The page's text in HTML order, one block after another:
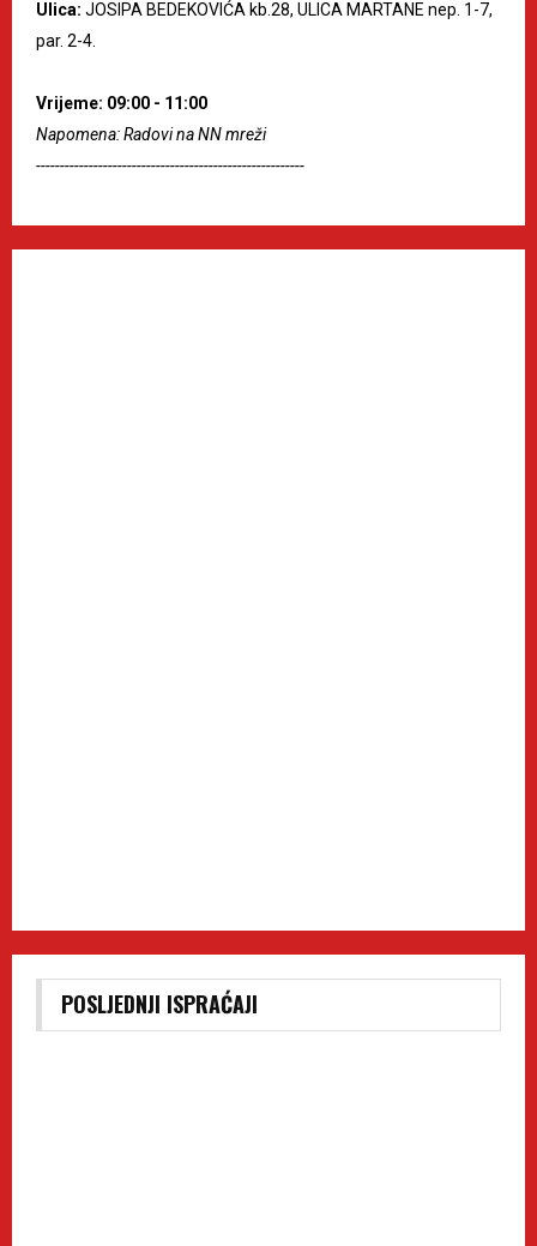
Ulica: JOSIPA BEDEKOVIĆA kb.28, ULICA MARTANE nep. 1-7,
par. 2-4.
Vrijeme: 09:00 - 11:00
Napomena: Radovi na NN mreži
--------------------------------------------------------
POSLJEDNJI ISPRAĆAJI